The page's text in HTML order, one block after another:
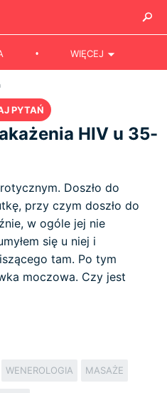
WIĘCEJ
PYTAŃ
HIV u 35-
Doszło do
przy czym doszło do
w ogóle jej nie
się u niej i
tam. Po tym
moczowa. Czy jest
WENEROLOGIA MASAŻE